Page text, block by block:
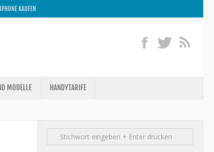
IPHONE KAUFEN
MODELLE HANDYTARIFE